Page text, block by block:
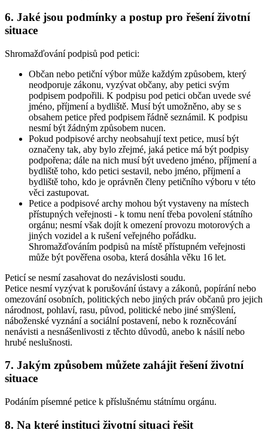
6. Jaké jsou podmínky a postup pro řešení životní
situace
Shromažďování podpisů pod petici:
Občan nebo petiční výbor může každým způsobem, který
neodporuje zákonu, vyzývat občany, aby petici svým
podpisem podpořili. K podpisu pod petici občan uvede své
jméno, příjmení a bydliště. Musí být umožněno, aby se s
obsahem petice před podpisem řádně seznámil. K podpisu
nesmí být žádným způsobem nucen.
Pokud podpisové archy neobsahují text petice, musí být
označeny tak, aby bylo zřejmé, jaká petice má být podpisy
podpořena; dále na nich musí být uvedeno jméno, příjmení a
bydliště toho, kdo petici sestavil, nebo jméno, příjmení a
bydliště toho, kdo je oprávněn členy petičního výboru v této
věci zastupovat.
Petice a podpisové archy mohou být vystaveny na místech
přístupných veřejnosti - k tomu není třeba povolení státního
orgánu; nesmí však dojít k omezení provozu motorových a
jiných vozidel a k rušení veřejného pořádku.
Shromažďováním podpisů na místě přístupném veřejnosti
může být pověřena osoba, která dosáhla věku 16 let.
Peticí se nesmí zasahovat do nezávislosti soudu.
Petice nesmí vyzývat k porušování ústavy a zákonů, popírání nebo
omezování osobních, politických nebo jiných práv občanů pro jejich
národnost, pohlaví, rasu, původ, politické nebo jiné smýšlení,
náboženské vyznání a sociální postavení, nebo k rozněcování
nenávisti a nesnášenlivosti z těchto důvodů, anebo k násilí nebo
hrubé neslušnosti.
7. Jakým způsobem můžete zahájit řešení životní
situace
Podáním písemné petice k příslušnému státnímu orgánu.
8. Na které instituci životní situaci řešit